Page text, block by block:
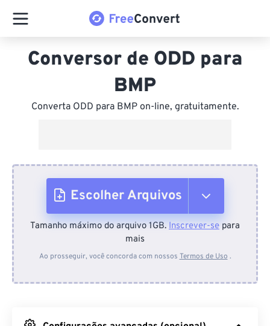
Conversor de ODD para
BMP
Converta ODD para BMP on-line, gratuitamente.
Escolher Arquivos
Do dispositivo
Do Google Drive
Tamanho máximo do arquivo 1GB. Inscrever-se para
mais
Ao prosseguir, você concorda com nossos Termos de Uso .